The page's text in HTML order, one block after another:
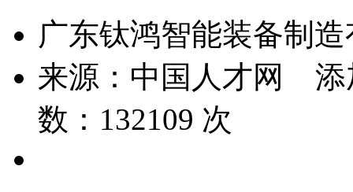
广东钛鸿智能装备制
来源： 中国人才网
添
数： 132109 次